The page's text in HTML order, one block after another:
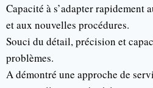
Capacité à s’adapter rapidement
et aux nouvelles procédures.
Souci du détail, précision et
problèmes.
A démontré une approche de